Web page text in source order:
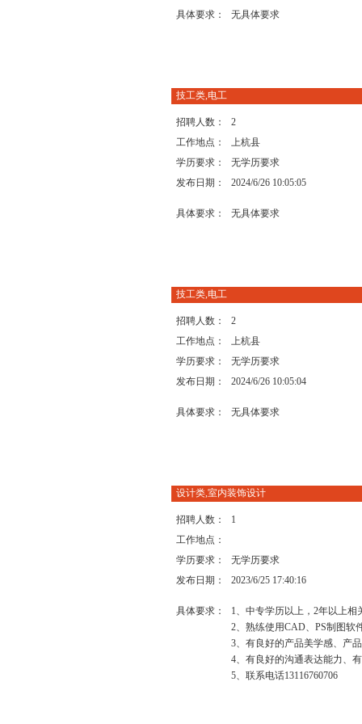
具体要求： 无具体要求
技工类,电工
招聘人数：
2
工作地点：
上杭县
学历要求：
无学历要求
发布日期：
2024/6/26 10:05:05
具体要求： 无具体要求
技工类,电工
招聘人数：
2
工作地点：
上杭县
学历要求：
无学历要求
发布日期：
2024/6/26 10:05:04
具体要求： 无具体要求
设计类,室内装饰设计
招聘人数：
1
工作地点：
学历要求：
无学历要求
发布日期：
2023/6/25 17:40:16
具体要求：
1、中专学历以上，2年以上相
2、熟练使用CAD、PS制图软
3、有良好的产品美学感、产
4、有良好的沟通表达能力、
5、联系电话13116760706